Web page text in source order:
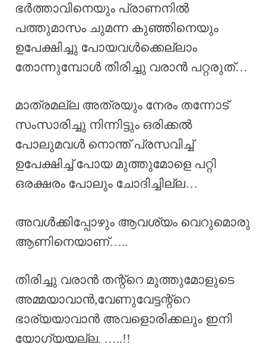
ഭർത്താവിനെയും പ്രാണനിൽ
പത്തുമാസം ചുമന്ന കുഞ്ഞിനെയും
ഉപേക്ഷിച്ചു പോയവൾക്കെല്ലാം
തോന്നുമ്പോൾ തിരിച്ചു വരാൻ പറ്റരുത്…
മാത്രമല്ല അത്രയും നേരം തന്നോട്
സംസാരിച്ചു നിന്നിട്ടും ഒരിക്കൽ
പോലുമവൾ നൊന്ത് പ്രസവിച്ച്
ഉപേക്ഷിച്ച് പോയ മുത്തുമോളെ പറ്റി
ഒരക്ഷരം പോലും ചോദിച്ചില്ല…
അവൾക്കിപ്പോഴും ആവശ്യം വെറുമൊരു
ആണിനെയാണ്…..
തിരിച്ചു വരാൻ തന്റ്റെ മുത്തുമോളുടെ
അമ്മയാവാൻ,വേണുവേട്ടന്റ്റെ
ഭാര്യയാവാൻ അവളൊരിക്കലും ഇനി
യോഗ്യയല്ല. …..!!